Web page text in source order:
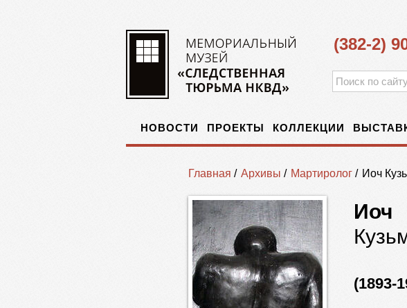
(382-2)
НОВОСТИ ПРОЕКТЫ КОЛЛЕКЦИИ
Главная / Архивы / Мартиролог / Иоч
Иоч
(1893-